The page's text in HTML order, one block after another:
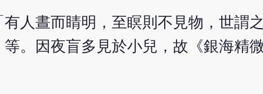
有人晝而睛明，至瞑則不見物，世謂
等。因夜盲多見於小兒，故《銀海精